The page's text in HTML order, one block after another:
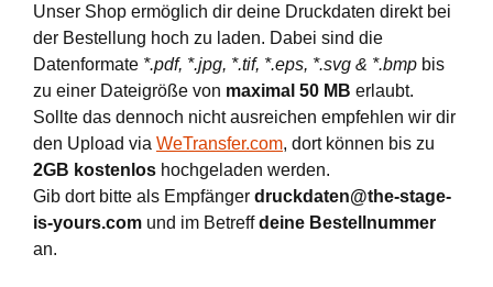
Unser Shop ermöglich dir deine Druckdaten direkt bei
der Bestellung hoch zu laden. Dabei sind die
Datenformate *.pdf, *.jpg, *.tif, *.eps, *.svg & *.bmp bis
zu einer Dateigröße von maximal 50 MB erlaubt.
Sollte das dennoch nicht ausreichen empfehlen wir dir
den Upload via WeTransfer.com, dort können bis zu
2GB kostenlos hochgeladen werden.
Gib dort bitte als Empfänger druckdaten@the-stage-
is-yours.com und im Betreffdeine Bestellnummer
an.